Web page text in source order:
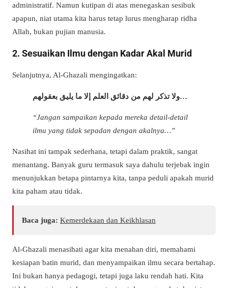
administratif. Namun kutipan di atas menegaskan sesibuk
apapun, niat utama kita harus tetap lurus mengharap ridha
Allah, bukan pujian manusia.
2. Sesuaikan Ilmu dengan Kadar Akal Murid
Selanjutnya, Al-Ghazali mengingatkan:
ولا تذكر لهم من دقائق العلم إلا ما يليق بعقولهم…
“Jangan sampaikan kepada mereka detail-detail
ilmu yang tidak sepadan dengan akalnya…”
Nasihat ini tampak sederhana, tetapi dalam praktik, sangat
menantang. Banyak guru termasuk saya dahulu terjebak ingin
menunjukkan betapa pintarnya kita, tanpa peduli apakah murid
kita paham atau tidak.
Baca juga: Kemerdekaan dan Keikhlasan
Al-Ghazali menasihati agar kita menahan diri, memahami
kesiapan batin murid, dan menyampaikan ilmu secara bertahap.
Ini bukan hanya pedagogi, tetapi juga laku rendah hati. Kita